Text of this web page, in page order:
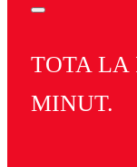
TOTA LA
MINUT.